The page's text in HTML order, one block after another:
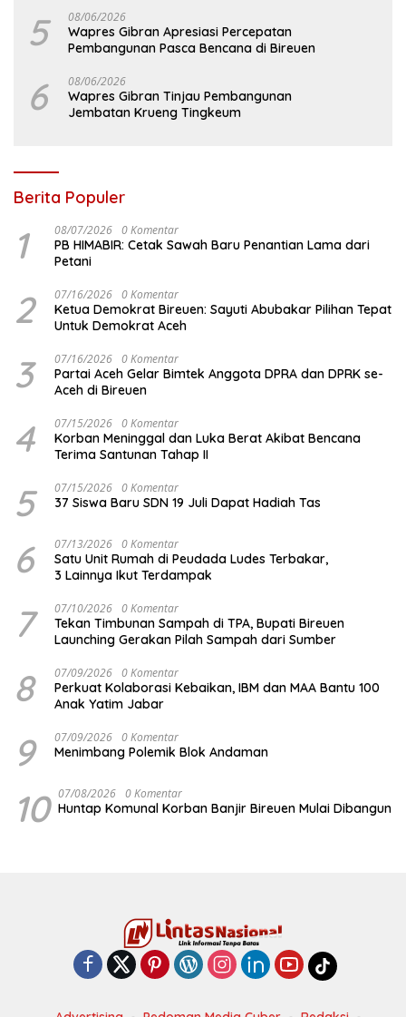
5 08/06/2026
Wapres Gibran Apresiasi Percepatan
Pembangunan Pasca Bencana di Bireuen
6 08/06/2026
Wapres Gibran Tinjau Pembangunan
Jembatan Krueng Tingkeum
Berita Populer
1 08/07/2026 0 Komentar
PB HIMABIR: Cetak Sawah Baru Penantian Lama dari
Petani
2 07/16/2026 0 Komentar
Ketua Demokrat Bireuen: Sayuti Abubakar Pilihan Tepat
Untuk Demokrat Aceh
3 07/16/2026 0 Komentar
Partai Aceh Gelar Bimtek Anggota DPRA dan DPRK se-
Aceh di Bireuen
4 07/15/2026 0 Komentar
Korban Meninggal dan Luka Berat Akibat Bencana
Terima Santunan Tahap II
5 07/15/2026 0 Komentar
37 Siswa Baru SDN 19 Juli Dapat Hadiah Tas
6 07/13/2026 0 Komentar
Satu Unit Rumah di Peudada Ludes Terbakar,
3 Lainnya Ikut Terdampak
7 07/10/2026 0 Komentar
Tekan Timbunan Sampah di TPA, Bupati Bireuen
Launching Gerakan Pilah Sampah dari Sumber
8 07/09/2026 0 Komentar
Perkuat Kolaborasi Kebaikan, IBM dan MAA Bantu 100
Anak Yatim Jabar
9 07/09/2026 0 Komentar
Menimbang Polemik Blok Andaman
10 07/08/2026 0 Komentar
Huntap Komunal Korban Banjir Bireuen Mulai Dibangun